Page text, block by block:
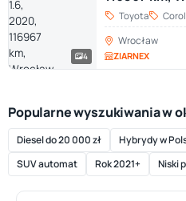
4
Toyota
Wrocław
ZIARNEX
Popularne wyszukiwania w
Diesel do 20 000 zł Hybrydy w
SUV automat
Rok 2021+ Niski